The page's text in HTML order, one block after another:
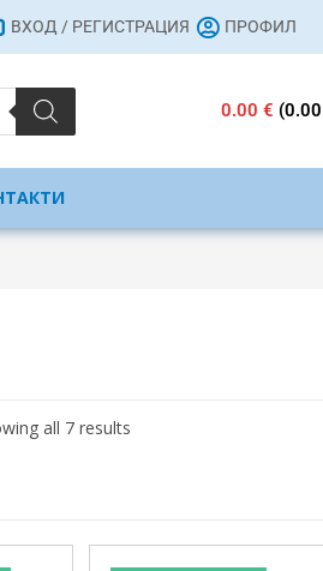
ВХОД / РЕГИСТРАЦИЯ ПРОФИЛ
0.00€
all 7 results